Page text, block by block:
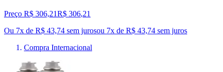
Preço R$ 306,21R$ 306,21
Ou 7x de R$ 43,74 sem jurosou 7x de R$ 43,74 sem juros
Compra Internacional